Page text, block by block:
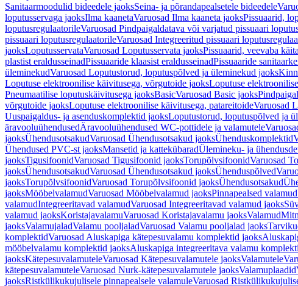
Sanitaarmoodulid bideedele jaoksSeina- ja põrandapealsetele bideedele
loputusservaga jaoksIlma kaanetaVaruosad Ilma kaaneta jaoksPissuaarid,
loputusregulaatorileVaruosad Pindpaigaldatava või varjatud pissuaari
pissuaari loputusregulaatorileVaruosad Integreeritud pissuaari
jaoksLoputusservataVaruosad Loputusservata jaoksPissuaarid, veevaba
plastist eraldusseinadPissuaaride klaasist eraldusseinadPissuaaride
üleminekudVaruosad Loputustorud, loputuspõlved ja üleminekud jaoks
Loputuse elektroonilise käivitusega, võrgutoide jaoksLoputuse
Pneumaatilise loputuskäivitusega jaoksBasicVaruosad Basic jaoks
võrgutoide jaoksLoputuse elektroonilise käivitusega, patareitoideVaruosad
Uuspaigaldus- ja asenduskomplektid jaoksLoputustorud, loputuspõlved ja
äravooluühendusedÄravooluühendused WC-pottidele ja valamutele
jaoksÜhendusotsakudVaruosad Ühendusotsakud jaoksÜhenduskomplektid
Ühendused PVC-st jaoksMansetid ja kattekübaradÜlemineku- ja
jaoksTigusifoonidVaruosad Tigusifoonid jaoksTorupõlvsifoonidVaruosad
jaoksÜhendusotsakudVaruosad Ühendusotsakud jaoksÜhenduspõlved
jaoksTorupõlvsifoonidVaruosad Torupõlvsifoonid jaoksÜhendusotsakud
jaoksMööbelvalamudVaruosad Mööbelvalamud jaoksPinnapealsed valamud
valamudIntegreeritavad valamudVaruosad Integreeritavad valamud jaoks
valamud jaoksKoristajavalamuVaruosad Koristajavalamu jaoksValamud
jaoksValamujaladValamu pooljaladVaruosad Valamu pooljalad jaoks
komplektidVaruosad Aluskapiga kätepesuvalamu komplektid jaoks
mööbelvalamu komplektid jaoksAluskapiga integreeritava valamu
jaoksKätepesuvalamuteleVaruosad Kätepesuvalamutele jaoksValamutele
kätepesuvalamuteleVaruosad Nurk-kätepesuvalamutele jaoksValamuplaadid
jaoksRistkülikukujulisele pinnapealsele valamuleVaruosad